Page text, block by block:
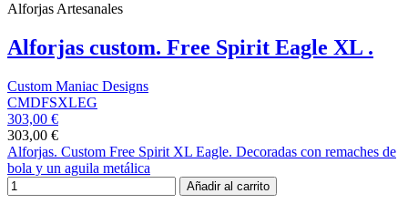
Alforjas Artesanales
Alforjas custom. Free Spirit Eagle XL .
Custom Maniac Designs
CMDFSXLEG
303,00 €
303,00 €
Alforjas. Custom Free Spirit XL Eagle. Decoradas con remaches de
bola y un aguila metálica
Añadir al carrito